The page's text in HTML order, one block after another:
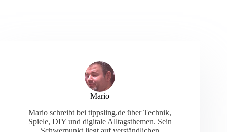
Mario
Mario schreibt bei tippsling.de über Technik,
Spiele, DIY und digitale Alltagsthemen. Sein